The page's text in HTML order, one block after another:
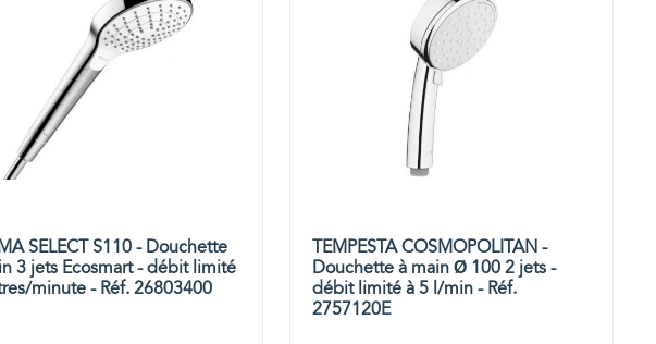
SELECT S110 - Douchette
3 jets Ecosmart - débit limité
minute - Réf. 26803400
TEMPESTA COSMOPOLITAN -
Douchette à main Ø 100 2 jets -
débit limité à 5 l/min - Réf.
2757120E